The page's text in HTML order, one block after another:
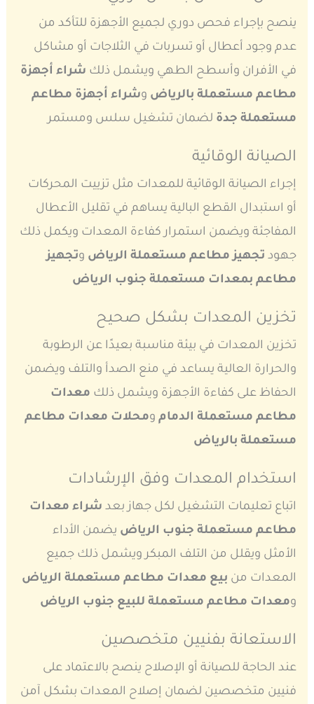
ينصح بإجراء فحص دوري لجميع الأجهزة للتأكد من
عدم وجود أعطال أو تسربات في الثلاجات أو مشاكل
في الأفران وأسطح الطهي ويشمل ذلك شراء أجهزة
مطاعم مستعملة بالرياض وشراء أجهزة مطاعم
مستعملة جدة لضمان تشغيل سلس ومستمر
الصيانة الوقائية
إجراء الصيانة الوقائية للمعدات مثل تزييت المحركات
أو استبدال القطع البالية يساهم في تقليل الأعطال
المفاجئة ويضمن استمرار كفاءة المعدات ويكمل ذلك
جهود تجهيز مطاعم مستعملة الرياض وتجهيز
مطاعم بمعدات مستعملة جنوب الرياض
تخزين المعدات بشكل صحيح
تخزين المعدات في بيئة مناسبة بعيدًا عن الرطوبة
والحرارة العالية يساعد في منع الصدأ والتلف ويضمن
الحفاظ على كفاءة الأجهزة ويشمل ذلك معدات
مطاعم مستعملة الدمامومحلات معدات مطاعم
مستعملة بالرياض
استخدام المعدات وفق الإرشادات
اتباع تعليمات التشغيل لكل جهاز بعد شراء معدات
مطاعم مستعملة جنوب الرياض يضمن الأداء
الأمثل ويقلل من التلف المبكر ويشمل ذلك جميع
المعدات من بيع معدات مطاعم مستعملة الرياض
ومعدات مطاعم مستعملة للبيع جنوب الرياض
الاستعانة بفنيين متخصصين
عند الحاجة للصيانة أو الإصلاح ينصح بالاعتماد على
فنيين متخصصين لضمان إصلاح المعدات بشكل آمن